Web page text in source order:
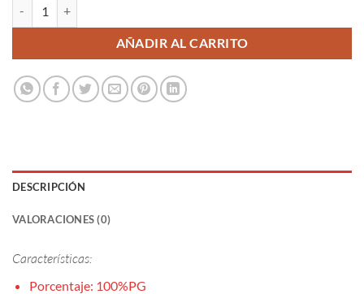
AÑADIR AL CARRITO
DESCRIPCIÓN
VALORACIONES (0)
Características:
Porcentaje: 100%PG